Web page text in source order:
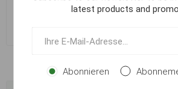
latest products and
Abonnieren